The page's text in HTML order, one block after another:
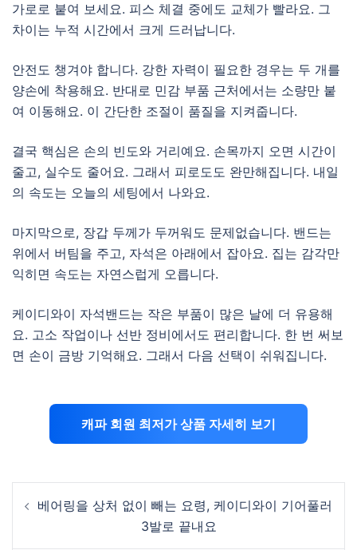
가로로 붙여 보세요. 피스 체결 중에도 교체가 빨라요. 그
차이는 누적 시간에서 크게 드러납니다.
안전도 챙겨야 합니다. 강한 자력이 필요한 경우는 두 개를
양손에 착용해요. 반대로 민감 부품 근처에서는 소량만 붙
여 이동해요. 이 간단한 조절이 품질을 지켜줍니다.
결국 핵심은 손의 빈도와 거리예요. 손목까지 오면 시간이
줄고, 실수도 줄어요. 그래서 피로도도 완만해집니다. 내일
의 속도는 오늘의 세팅에서 나와요.
마지막으로, 장갑 두께가 두꺼워도 문제없습니다. 밴드는
위에서 버팀을 주고, 자석은 아래에서 잡아요. 집는 감각만
익히면 속도는 자연스럽게 오릅니다.
케이디와이 자석밴드는 작은 부품이 많은 날에 더 유용해
요. 고소 작업이나 선반 정비에서도 편리합니다. 한 번 써보
면 손이 금방 기억해요. 그래서 다음 선택이 쉬워집니다.
캐파 회원 최저가 상품 자세히 보기
navigation
베어링을 상처 없이 빼는 요령, 케이디와이 기어풀러
3발로 끝내요